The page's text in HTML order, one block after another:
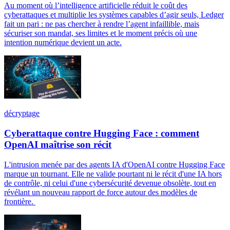
Au moment où l’intelligence artificielle réduit le coût des
cyberattaques et multiplie les systèmes capables d’agir seuls, Ledger
fait un pari : ne pas chercher à rendre l’agent infaillible, mais
sécuriser son mandat, ses limites et le moment précis où une
intention numérique devient un acte.
décryptage
Cyberattaque contre Hugging Face : comment
OpenAI maîtrise son récit
L'intrusion menée par des agents IA d'OpenAI contre Hugging Face
marque un tournant. Elle ne valide pourtant ni le récit d'une IA hors
de contrôle, ni celui d'une cybersécurité devenue obsolète, tout en
révélant un nouveau rapport de force autour des modèles de
frontière.